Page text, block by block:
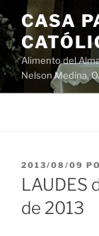
Saltar
al
contenido
CASA
Alimento del
Nelson Medina,
PUBLICADO
EL
2013/08/09
LAUDES
de 2013